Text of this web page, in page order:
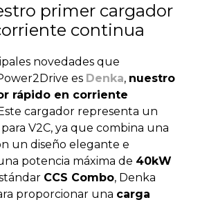
primer cargador
continua
novedades que
es Denka, nuestro
rápido en corriente
cargador representa un
V2C, ya que combina una
un diseño elegante e
potencia máxima de 40kW
CCS Combo, Denka
proporcionar una carga